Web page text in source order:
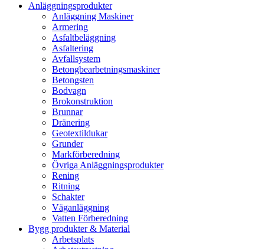
Anläggningsprodukter
Anläggning Maskiner
Armering
Asfaltbeläggning
Asfaltering
Avfallsystem
Betongbearbetningsmaskiner
Betongsten
Bodvagn
Brokonstruktion
Brunnar
Dränering
Geotextildukar
Grunder
Markförberedning
Övriga Anläggningsprodukter
Rening
Ritning
Schakter
Väganläggning
Vatten Förberedning
Bygg produkter & Material
Arbetsplats